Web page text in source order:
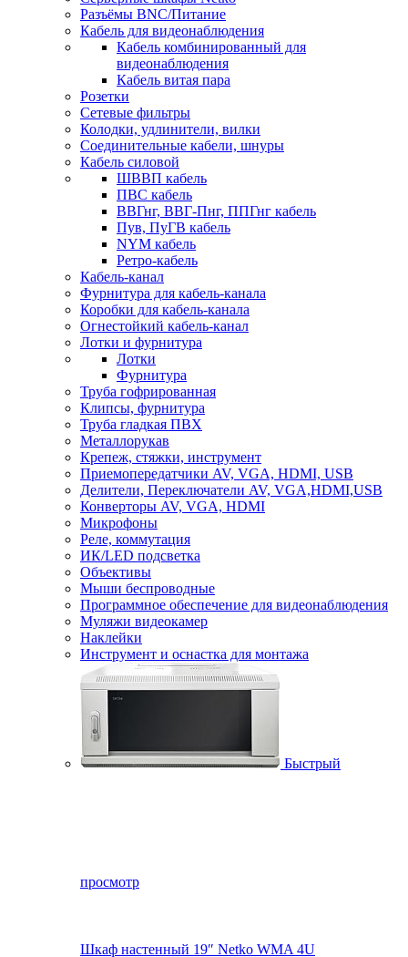
Разъёмы BNC/Питание
Кабель для видеонаблюдения
Кабель комбинированный для
видеонаблюдения
Кабель витая пара
Розетки
Сетевые фильтры
Колодки, удлинители, вилки
Соединительные кабели, шнуры
Кабель силовой
ШВВП кабель
ПВС кабель
ВВГнг, ВВГ-Пнг, ППГнг кабель
Пув, ПуГВ кабель
NYM кабель
Ретро-кабель
Кабель-канал
Фурнитура для кабель-канала
Коробки для кабель-канала
Огнестойкий кабель-канал
Лотки и фурнитура
Лотки
Фурнитура
Труба гофрированная
Клипсы, фурнитура
Труба гладкая ПВХ
Металлорукав
Крепеж, стяжки, инструмент
Приемопередатчики AV, VGA, HDMI, USB
Делители, Переключатели AV, VGA,HDMI,USB
Конверторы AV, VGA, HDMI
Микрофоны
Реле, коммутация
ИК/LED подсветка
Объективы
Мыши беспроводные
Программное обеспечение для видеонаблюдения
Муляжи видеокамер
Наклейки
Инструмент и оснастка для монтажа
Быстрый
просмотр
Шкаф настенный 19″ Netko WMA 4U